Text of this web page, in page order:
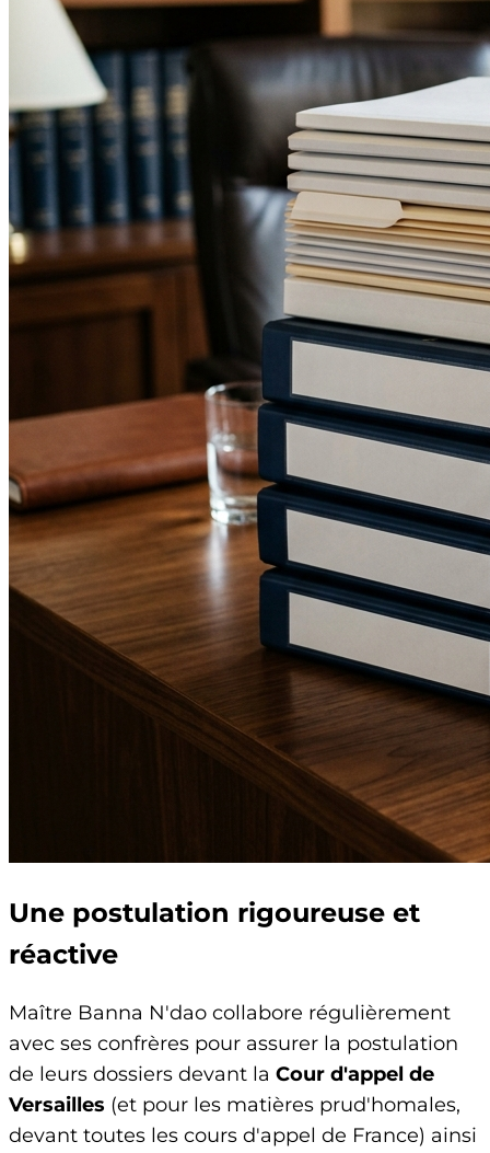
Une postulation rigoureuse et
réactive
Maître Banna N'dao collabore régulièrement
avec ses confrères pour assurer la postulation
de leurs dossiers devant la Cour d'appel de
Versailles (et pour les matières prud'homales,
devant toutes les cours d'appel de France) ainsi